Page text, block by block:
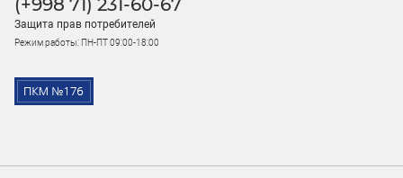
(+998 71) 231-60-67
Защита прав потребителей
Режим работы: ПН-ПТ 09:00-18:00